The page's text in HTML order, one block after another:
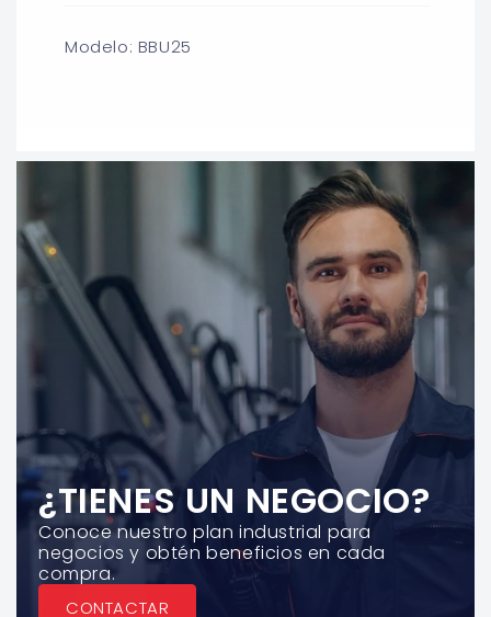
Modelo: BBU25
¿TIENES UN NEGOCIO?
Conoce nuestro plan industrial para
negocios y obtén beneficios en cada
compra.
CONTACTAR